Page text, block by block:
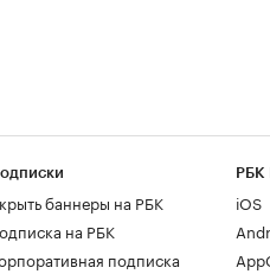
баннеры на РБК
на РБК
подписка
РБК
iOS